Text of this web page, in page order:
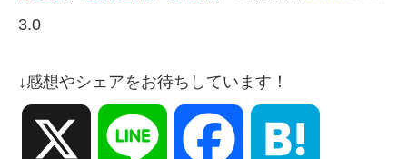
3.0
↓感想やシェアをお待ちしています！
Line Facebook